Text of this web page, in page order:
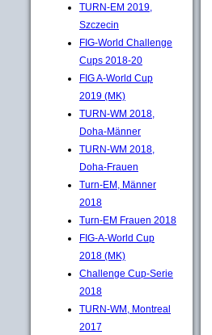
TURN-EM 2019,
Szczecin
FIG-World Challenge
Cups 2018-20
FIG A-World Cup
2019 (MK)
TURN-WM 2018,
Doha-Männer
TURN-WM 2018,
Doha-Frauen
Turn-EM, Männer
2018
Turn-EM Frauen 2018
FIG-A-World Cup
2018 (MK)
Challenge Cup-Serie
2018
TURN-WM, Montreal
2017